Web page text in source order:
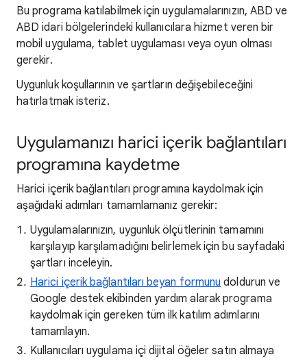
Bu programa katılabilmek için uygulamalarınızın, ABD ve
ABD idari bölgelerindeki kullanıcılara hizmet veren bir
mobil uygulama, tablet uygulaması veya oyun olması
gerekir.
Uygunluk koşullarının ve şartların değişebileceğini
hatırlatmak isteriz.
Uygulamanızı harici içerik bağlantıları
programına kaydetme
Harici içerik bağlantıları programına kaydolmak için
aşağıdaki adımları tamamlamanız gerekir:
Uygulamalarınızın, uygunluk ölçütlerinin tamamını
karşılayıp karşılamadığını belirlemek için bu sayfadaki
şartları inceleyin.
Harici içerik bağlantıları beyan formunu doldurun ve
Google destek ekibinden yardım alarak programa
kaydolmak için gereken tüm ilk katılım adımlarını
tamamlayın.
Kullanıcıları uygulama içi dijital öğeler satın almaya